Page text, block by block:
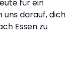
für ein
uns darauf, dich
Essen zu